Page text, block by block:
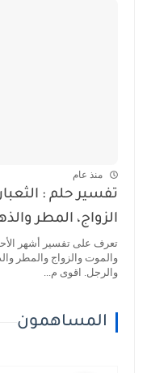
منذ عام
تفسير حلم :
الزواج، المطر
تعرف على تفسير أشهر
والموت والزواج والمطر
والرجل. اقوى م...
المساهمون